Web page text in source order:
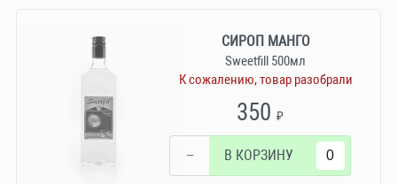
СИРОП МАНГО
Sweetfill 500мл
К сожалению, товар разобрали
350₽
− В КОРЗИНУ